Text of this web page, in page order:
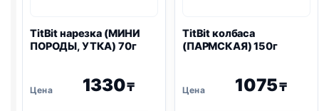
TitBit нарезка (МИНИ
ПОРОДЫ, УТКА) 70г
1330₸
TitBit колбаса
(ПАРМСКАЯ) 150г
1075₸